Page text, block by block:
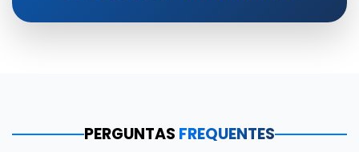
PERGUNTAS FREQUENTES